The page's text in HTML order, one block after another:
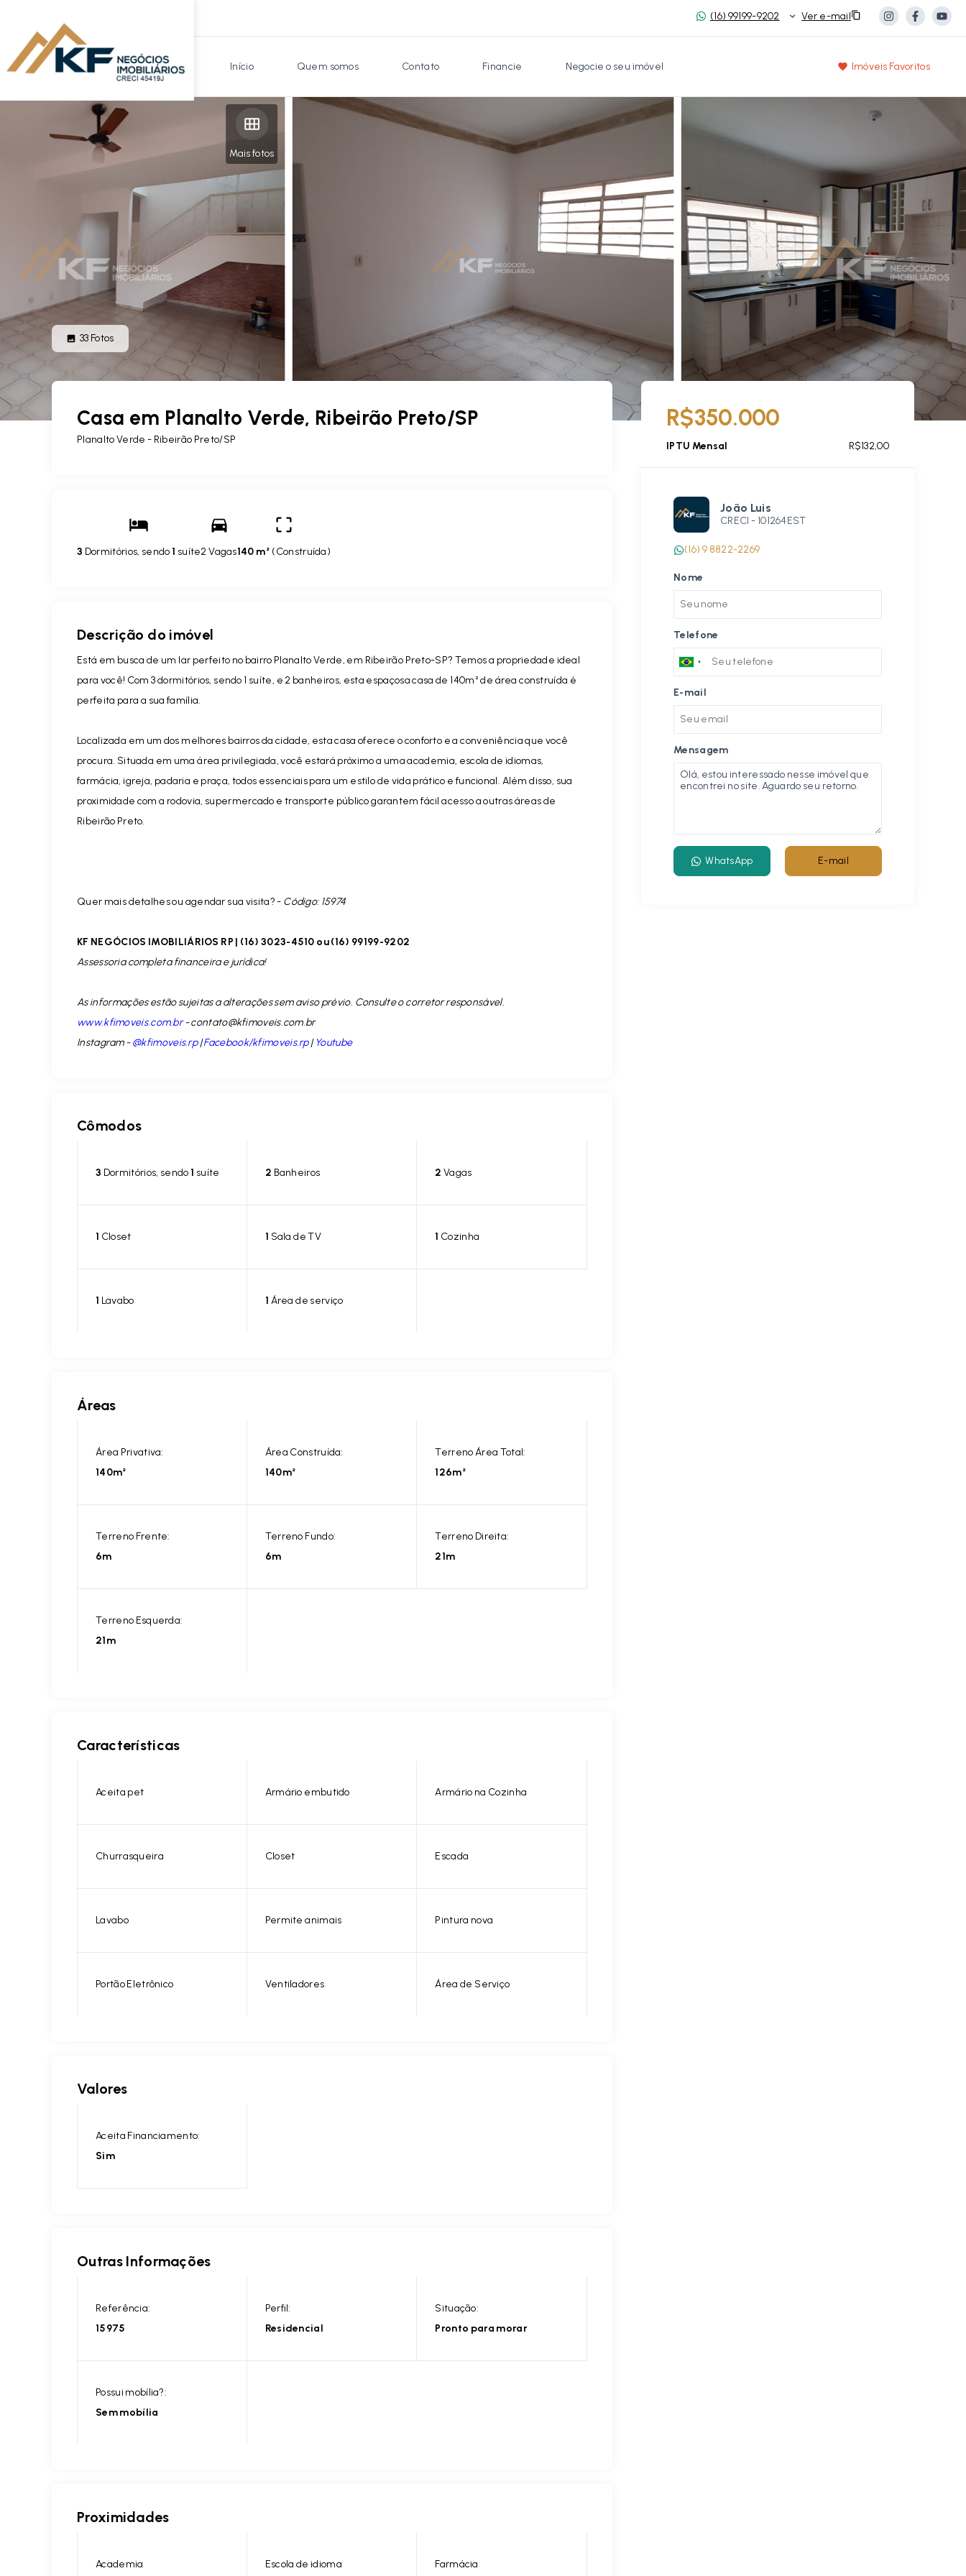
(16) 99199-9202 Ver e-mail
Início Quem somos Contato Financie Negocie o seu imóvel Imóveis Favoritos
Mais fotos
33 Fotos
Casa em Planalto Verde, Ribeirão Preto/SP
Planalto Verde - Ribeirão Preto/SP
3 Dormitórios, sendo1 suíte2 Vagas140 m² (Construída)
Descrição do imóvel
Está em busca de um lar perfeito no bairro Planalto Verde, em Ribeirão Preto-SP? Temos a propriedade ideal
para você! Com 3 dormitórios, sendo 1 suíte, e 2 banheiros, esta espaçosa casa de 140m² de área construída é
perfeita para a sua família.
Localizada em um dos melhores bairros da cidade, esta casa oferece o conforto e a conveniência que você
procura. Situada em uma área privilegiada, você estará próximo a uma academia, escola de idiomas,
farmácia, igreja, padaria e praça, todos essenciais para um estilo de vida prático e funcional. Além disso, sua
proximidade com a rodovia, supermercado e transporte público garantem fácil acesso a outras áreas de
Ribeirão Preto.
Quer mais detalhes ou agendar sua visita? - Código: 15974
KF NEGÓCIOS IMOBILIÁRIOS RP | (16) 3023-4510 ou (16) 99199-9202
Assessoria completa financeira e jurídica!
As informações estão sujeitas a alterações sem aviso prévio. Consulte o corretor responsável.
www.kfimoveis.com.br-contato@kfimoveis.com.br
Instagram -@kfimoveis.rp|Facebook/kfimoveis.rp| Youtube
Cômodos
3 Dormitórios, sendo1 suíte 2 Banheiros 2 Vagas
1 Closet 1 Sala de TV 1 Cozinha
1 Lavabo 1 Área de serviço
Áreas
Área Privativa:
140m²
Área Construída:
140m²
Terreno Área Total:
126m²
Terreno Frente:
6m
Terreno Fundo:
6m
Terreno Direita:
21m
Terreno Esquerda:
21m
Características
Aceita pet Armário embutido Armário na Cozinha
Churrasqueira Closet Escada
Lavabo Permite animais Pintura nova
Portão Eletrônico Ventiladores Área de Serviço
Valores
Aceita Financiamento:
Sim
Outras Informações
Referência:
15975
Perfil:
Residencial
Situação:
Pronto para morar
Possui mobília?:
Sem mobília
Proximidades
Academia Escola de idioma Farmácia
R$350.000
IPTU Mensal R$132,00
João Luis
CRECI - 101264EST
(16) 9 8822-2269
Nome
Telefone
E-mail
Mensagem
WhatsApp E-mail